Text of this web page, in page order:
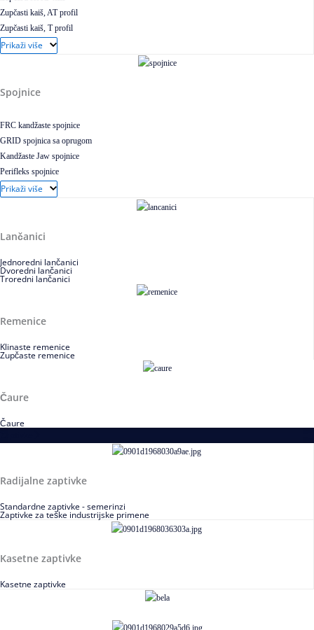
Zupčasti kaiš, AT profil
Zupčasti kaiš, T profil
Zupčasti kaiš XL
Uskoprofilno klinasto remenje spojeno
Višekanalno remenje PJ,PK
Prikaži više
Spojnice
FRC kandžaste spojnice
GRID spojnica sa oprugom
Kandžaste Jaw spojnice
Perifleks spojnice
Univerzalne kardanske spojnice
Prikaži više
Lančanici
Jednoredni lančanici
Dvoredni lančanici
Troredni lančanici
Remenice
Klinaste remenice
Zupčaste remenice
Čaure
Čaure
Radijalne zaptivke
Standardne zaptivke - semerinzi
Zaptivke za teške industrijske primene
Kasetne zaptivke
Kasetne zaptivke